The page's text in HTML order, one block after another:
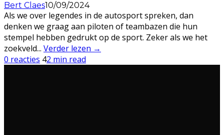
Bert Claes10/09/2024
Als we over legendes in de autosport spreken, dan
denken we graag aan piloten of teambazen die hun
stempel hebben gedrukt op de sport. Zeker als we het
zoekveld... Verder lezen →
0 reacties 42 min read